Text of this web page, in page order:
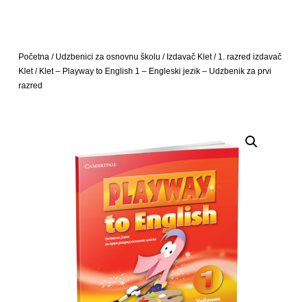
Početna/ Udzbenici za osnovnu školu / Izdavač Klet/ 1. razred izdavač
Klet/ Klet – Playway to English 1 – Engleski jezik – Udzbenik za prvi
razred